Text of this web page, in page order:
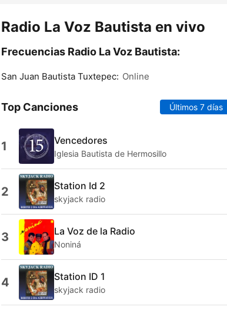
Radio La Voz Bautista en vivo
Frecuencias Radio La Voz Bautista:
San Juan Bautista Tuxtepec: Online
Top Canciones Últimos 7 días
1 Vencedores
Iglesia Bautista de Hermosillo
2 Station Id 2
skyjack radio
3 La Voz de la Radio
Noniná
4 Station ID 1
skyjack radio